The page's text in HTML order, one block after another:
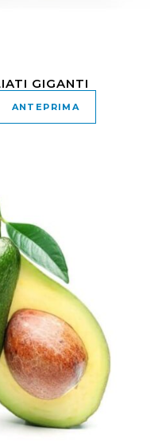
GIGANTI
ANTEPRIMA